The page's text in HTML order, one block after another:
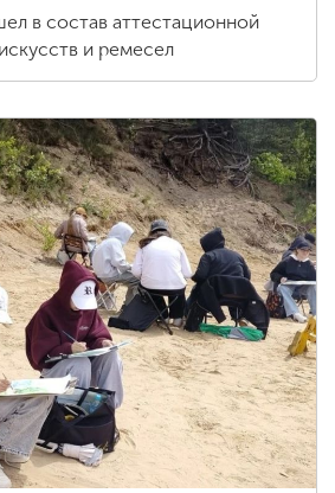
в состав аттестационной
и ремесел